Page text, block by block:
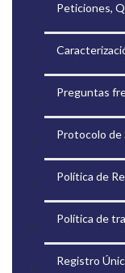
Peticiones,
Preguntas
Protocolo de
Política de
Política de
Registro